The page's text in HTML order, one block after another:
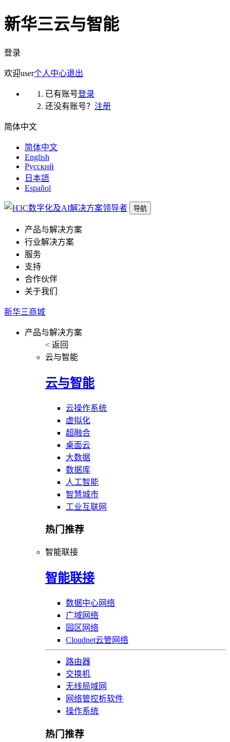
新华三云与智能
登录
欢迎user个人中心退出
已有账号登录
还没有账号？ 注册
简体中文
简体中文
English
Русский
日本語
Español
导航
产品与解决方案
行业解决方案
服务
支持
合作伙伴
关于我们
新华三商城
产品与解决方案
< 返回
云与智能
云与智能
云操作系统
虚拟化
超融合
桌面云
大数据
数据库
人工智能
智慧城市
工业互联网
热门推荐
智能联接
智能联接
数据中心网络
广域网络
园区网络
Cloudnet云管网络
路由器
交换机
无线局域网
网络管控析软件
操作系统
热门推荐